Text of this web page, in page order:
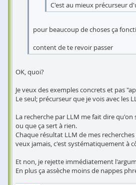
C'est au mieux précurseur
pour beaucoup de choses ça
content de te revoir passer
OK, quoi?
Je veux des exemples concrets et pas
Le seul; précurseur que je vois avec
La recherche par LLM me fait dire
ou que ça sert à rien.
Chaque résultat LLM de mes
veux jamais, c'est systématiquement à
Et non, je rejette immédiatement
En plus ça assèche moins de nappes